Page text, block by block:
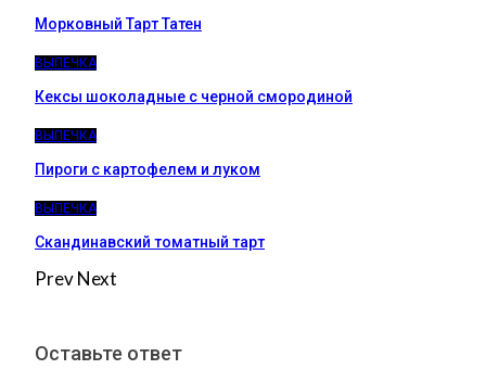
Морковный Тарт Татен
ВЫПЕЧКА
Кексы шоколадные с черной смородиной
ВЫПЕЧКА
Пироги c картофелем и луком
ВЫПЕЧКА
Скандинавский томатный тарт
PrevNext
Оставьте ответ